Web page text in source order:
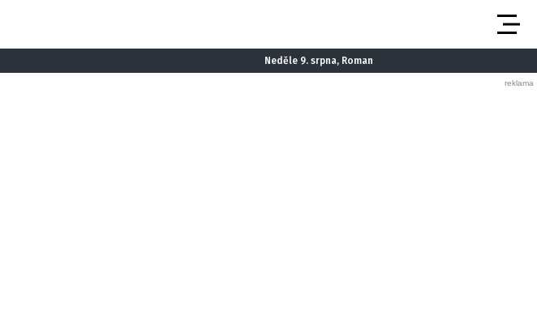
Neděle 9. srpna, Roman